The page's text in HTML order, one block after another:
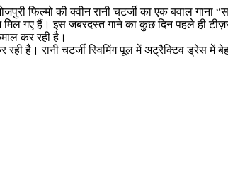
फिल्मो की क्वीन रानी चटर्जी का एक बवाल गाना
गए हैं। इस जबरदस्त गाने का कुछ दिन पहले ही
कर रही है।
है। रानी चटर्जी स्विमिंग पूल में अट्रैक्टिव ड्रेस में